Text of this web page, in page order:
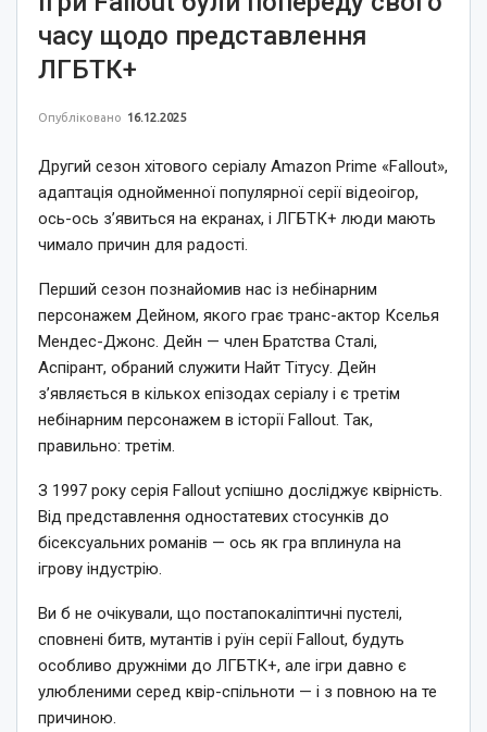
часу щодо представлення
ЛГБТК+
Опубліковано 16.12.2025
Другий сезон хітового серіалу Amazon Prime «Fallout»,
адаптація однойменної популярної серії відеоігор,
ось-ось з’явиться на екранах, і ЛГБТК+ люди мають
чимало причин для радості.
Перший сезон познайомив нас із небінарним
персонажем Дейном, якого грає транс-актор Кселья
Мендес-Джонс. Дейн — член Братства Сталі,
Аспірант, обраний служити Найт Тітусу. Дейн
з’являється в кількох епізодах серіалу і є третім
небінарним персонажем в історії Fallout. Так,
правильно: третім.
З 1997 року серія Fallout успішно досліджує квірність.
Від представлення одностатевих стосунків до
бісексуальних романів — ось як гра вплинула на
ігрову індустрію.
Ви б не очікували, що постапокаліптичні пустелі,
сповнені битв, мутантів і руїн серії Fallout, будуть
особливо дружніми до ЛГБТК+, але ігри давно є
улюбленими серед квір-спільноти — і з повною на те
причиною.